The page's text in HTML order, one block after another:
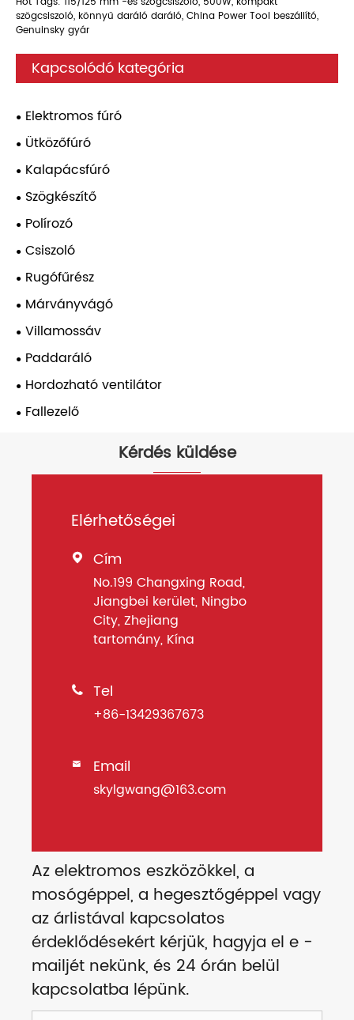
szögcsiszoló, könnyű daráló daráló, China Power Tool beszállító,
Genuinsky gyár
Kapcsolódó kategória
Elektromos fúró
Ütközőfúró
Kalapácsfúró
Szögkészítő
Polírozó
Csiszoló
Rugófűrész
Márványvágó
Villamossáv
Paddaráló
Hordozható ventilátor
Fallezelő
Kérdés küldése
Elérhetőségei
 Cím
No.199 Changxing Road,
Jiangbei kerület, Ningbo
City, Zhejiang
tartomány, Kína
 Tel
+86-13429367673
 Email
skylgwang@163.com
Az elektromos eszközökkel, a
mosógéppel, a hegesztőgéppel vagy
az árlistával kapcsolatos
érdeklődésekért kérjük, hagyja el e -
mailjét nekünk, és 24 órán belül
kapcsolatba lépünk.